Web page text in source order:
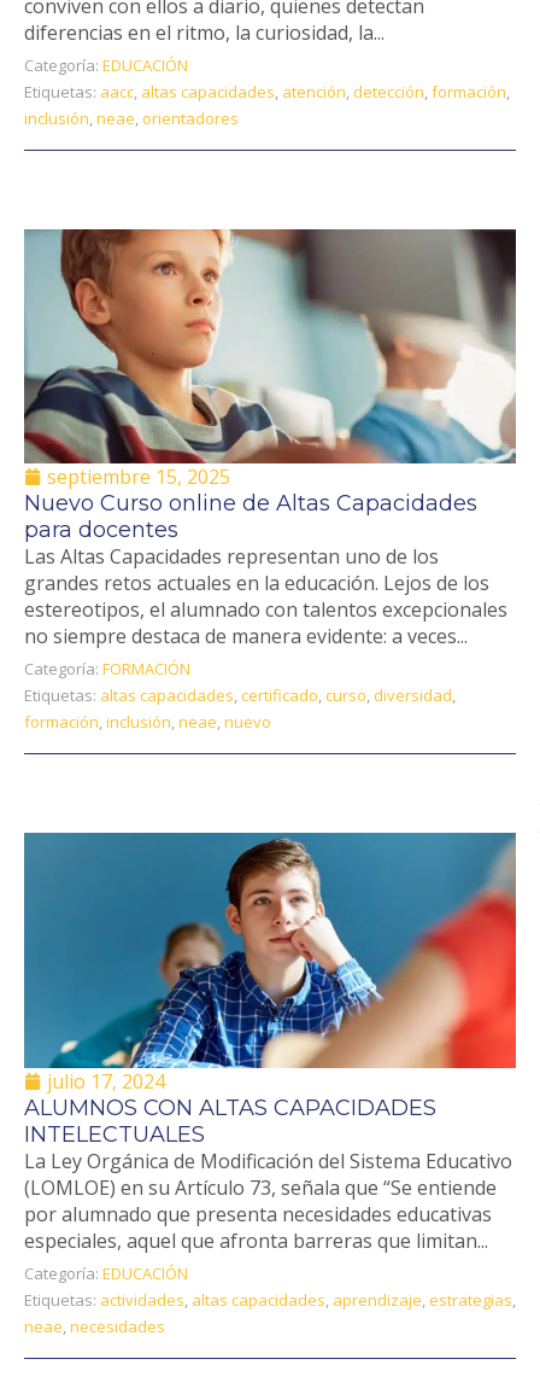
conviven con ellos a diario, quienes detectan
diferencias en el ritmo, la curiosidad, la...
Categoría: EDUCACIÓN
Etiquetas: aacc, altas capacidades, atención, detección,formación,
inclusión,neae, orientadores
septiembre 15, 2025
Nuevo Curso online de Altas Capacidades
para docentes
Las Altas Capacidades representan uno de los
grandes retos actuales en la educación. Lejos de los
estereotipos, el alumnado con talentos excepcionales
no siempre destaca de manera evidente: a veces...
Categoría: FORMACIÓN
Etiquetas: altas capacidades,certificado,curso, diversidad,
formación,inclusión,neae,nuevo
julio 17, 2024
ALUMNOS CON ALTAS CAPACIDADES
INTELECTUALES
La Ley Orgánica de Modificación del Sistema Educativo
(LOMLOE) en su Artículo 73, señala que “Se entiende
por alumnado que presenta necesidades educativas
especiales, aquel que afronta barreras que limitan...
Categoría: EDUCACIÓN
Etiquetas: actividades altas capacidades aprendizaje estrategias
neae necesidades